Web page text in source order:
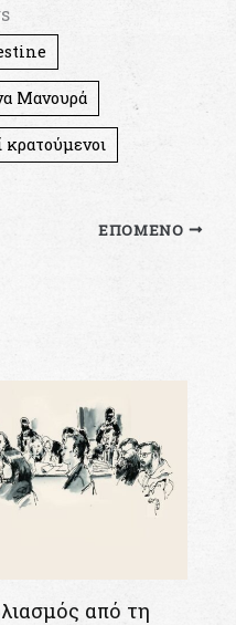
Μανουρά
κρατούμενοι
ΕΠΌΜΕΝΟ
από τη